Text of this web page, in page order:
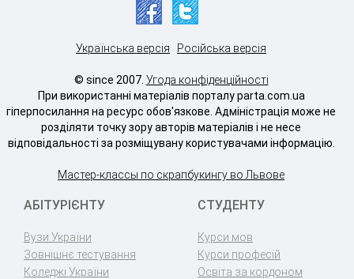
Українська версія Російська версія
© since 2007. Угода конфіденційності
При використанні матеріалів порталу parta.com.ua
гіперпосилання на ресурс обов'язкове. Адміністрація може не
розділяти точку зору авторів матеріалів і не несе
відповідальності за розміщувану користувачами інформацію.
Мастер-классы по скрапбукингу во Львове
АБІТУРІЄНТУ
Вузи України
Зовнішнє тестування
Коледжі України
СТУДЕНТУ
Курси мов
Курси професій
Освіта за кордоном